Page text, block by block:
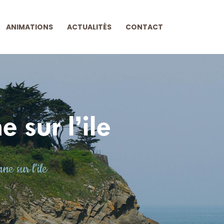
ANIMATIONS ACTUALITÉS CONTACT
sur l’ile
sur l’ile